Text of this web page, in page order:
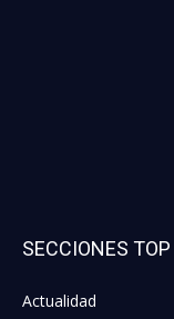
SECCIONES TOP
Actualidad